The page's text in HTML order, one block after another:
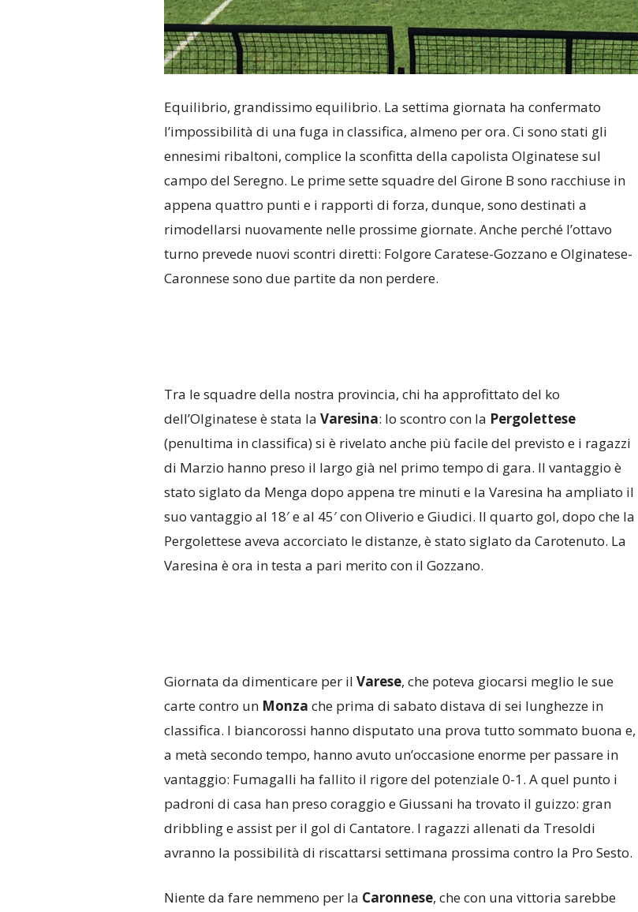
Equilibrio, grandissimo equilibrio. La settima giornata ha confermato
l’impossibilità di una fuga in classifica, almeno per ora. Ci sono stati gli
ennesimi ribaltoni, complice la sconfitta della capolista Olginatese sul
campo del Seregno. Le prime sette squadre del Girone B sono racchiuse in
appena quattro punti e i rapporti di forza, dunque, sono destinati a
rimodellarsi nuovamente nelle prossime giornate. Anche perché l’ottavo
turno prevede nuovi scontri diretti: Folgore Caratese-Gozzano e Olginatese-
Caronnese sono due partite da non perdere.
Tra le squadre della nostra provincia, chi ha approfittato del ko
dell’Olginatese è stata la Varesina: lo scontro con la Pergolettese
(penultima in classifica) si è rivelato anche più facile del previsto e i ragazzi
di Marzio hanno preso il largo già nel primo tempo di gara. Il vantaggio è
stato siglato da Menga dopo appena tre minuti e la Varesina ha ampliato il
suo vantaggio al 18′ e al 45′ con Oliverio e Giudici. Il quarto gol, dopo che la
Pergolettese aveva accorciato le distanze, è stato siglato da Carotenuto. La
Varesina è ora in testa a pari merito con il Gozzano.
Giornata da dimenticare per il Varese, che poteva giocarsi meglio le sue
carte contro un Monza che prima di sabato distava di sei lunghezze in
classifica. I biancorossi hanno disputato una prova tutto sommato buona e,
a metà secondo tempo, hanno avuto un’occasione enorme per passare in
vantaggio: Fumagalli ha fallito il rigore del potenziale 0-1. A quel punto i
padroni di casa han preso coraggio e Giussani ha trovato il guizzo: gran
dribbling e assist per il gol di Cantatore. I ragazzi allenati da Tresoldi
avranno la possibilità di riscattarsi settimana prossima contro la Pro Sesto.
Niente da fare nemmeno per la Caronnese, che con una vittoria sarebbe